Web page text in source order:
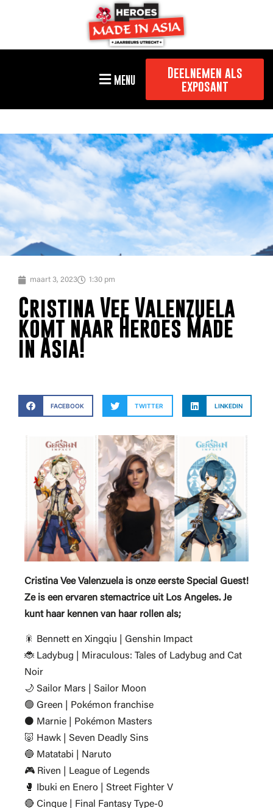
MENU
Deelnemen als
exposant
maart 3, 2023 1:30 pm
Cristina Vee Valenzuela
komt naar Heroes Made
in Asia!
FACEBOOK TWITTER LINKEDIN
Cristina Vee Valenzuela is onze eerste Special Guest!
Ze is een ervaren stemactrice uit Los Angeles. Je
kunt haar kennen van haar rollen als;
🎇 Bennett en Xingqiu | Genshin Impact
🐞 Ladybug | Miraculous: Tales of Ladybug and Cat
Noir
🌙 Sailor Mars | Sailor Moon
🟢 Green | Pokémon franchise
⚫ Marnie | Pokémon Masters
🐷 Hawk | Seven Deadly Sins
🔵 Matatabi | Naruto
🎮 Riven | League of Legends
🥊 Ibuki en Enero | Street Fighter V
🔴 Cinque | Final Fantasy Type-0